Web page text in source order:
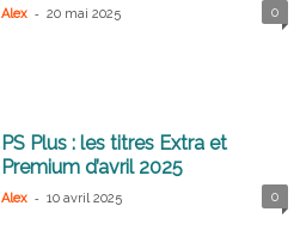
Alex - 20 mai 2025 0
PS Plus : les titres Extra et
Premium d’avril 2025
Alex - 10 avril 2025 0